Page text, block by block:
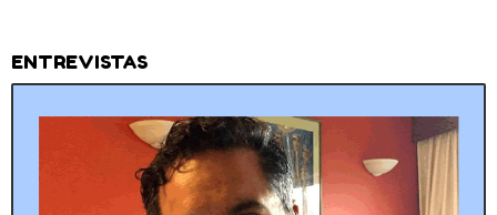
ENTREVISTAS